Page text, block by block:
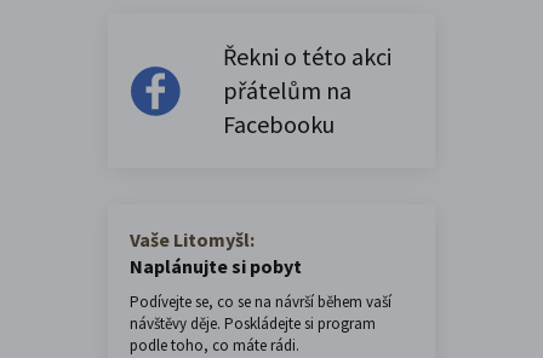
Řekni o této akci
přátelům na
Facebooku
Vaše Litomyšl:
Naplánujte si pobyt
Podívejte se, co se na návrší během vaší
návštěvy děje. Poskládejte si program
podle toho, co máte rádi.